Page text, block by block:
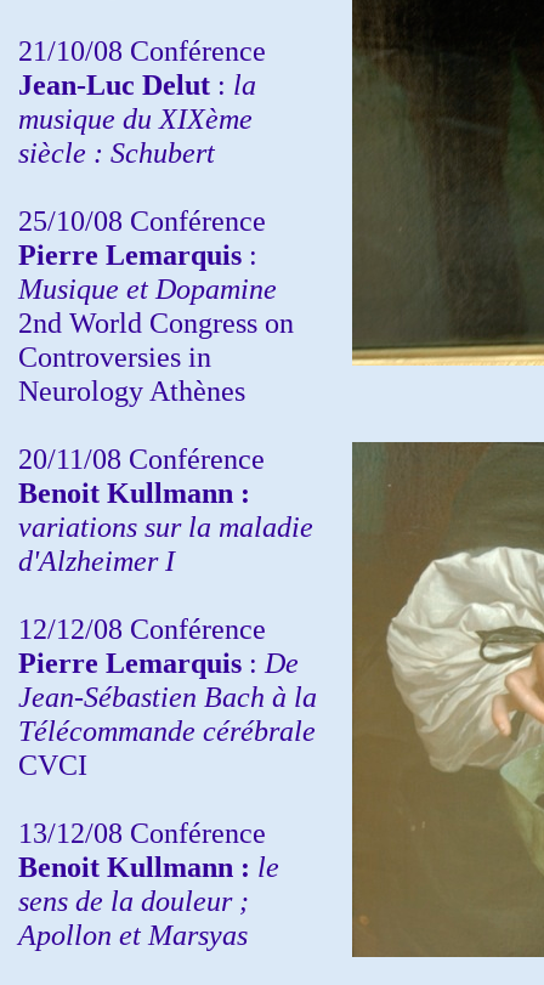
21/10/08 Conférence
Jean-Luc Delut : la
musique du XIXème
siècle : Schubert
25/10/08 Conférence
Pierre Lemarquis :
Musique et Dopamine
2nd World Congress on
Controversies in
Neurology Athènes
20/11/08 Conférence
Benoit Kullmann :
variations sur la maladie
d'Alzheimer I
12/12/08 Conférence
Pierre Lemarquis : De
Jean-Sébastien Bach à la
Télécommande cérébrale
CVCI
13/12/08 Conférence
Benoit Kullmann : le
sens de la douleur ;
Apollon et Marsyas